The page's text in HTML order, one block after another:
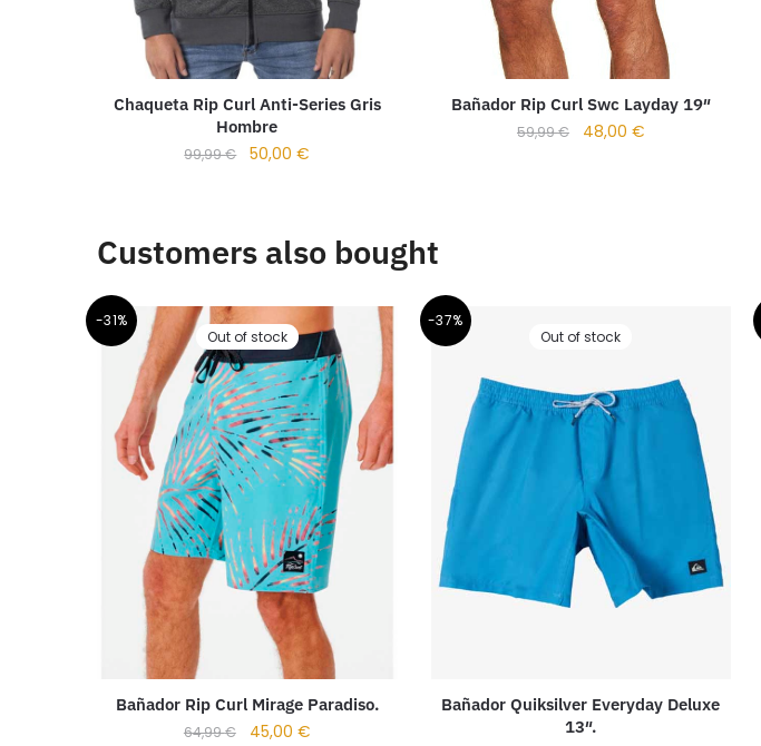
Chaqueta Rip Curl Anti-Series Gris
Hombre
99,99€ 50,00€
Bañador Rip Curl Swc Layday 19″
59,99€ 48,00 €
Customers also bought
-31%
Out of stock
Bañador Rip Curl Mirage Paradiso.
64,99€ 45,00 €
-37%
Out of stock
Bañador Quiksilver Everyday Deluxe
13″.